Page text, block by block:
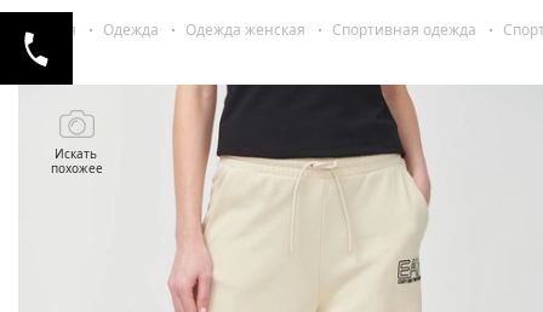
Главная Одежда Одежда женская Спортивная одежда
Искать
похожее